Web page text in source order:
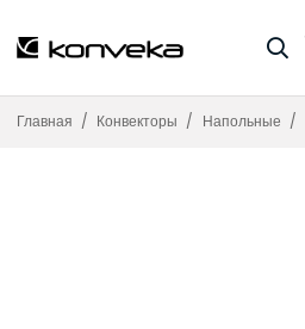
Главная / Конвекторы / Напольные /